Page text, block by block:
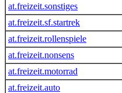
at.freizeit.sonstiges
at.freizeit.sf.startrek
at.freizeit.rollenspiele
at.freizeit.nonsens
at.freizeit.motorrad
at.freizeit.auto